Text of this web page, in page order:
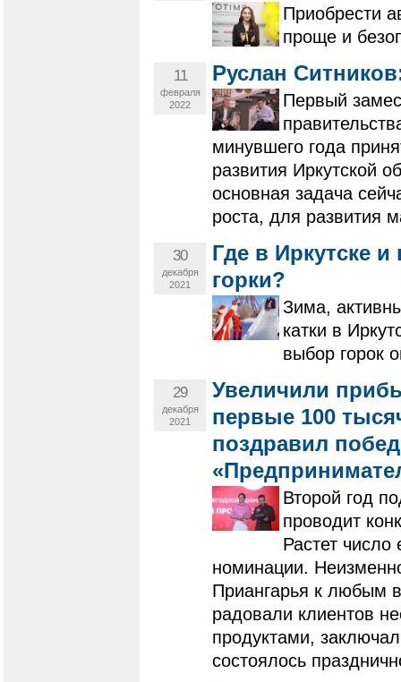
Приобрести
проще и
11
февраля
2022
Руслан
Первый
минувшего года
развития Иркутской
основная задача
роста, для развития
30
декабря
2021
Где в Иркутске
горки?
Зима,
катки в
выбор горок
29
декабря
2021
Увеличили
первые 100
поздравил
Второй год
проводит
Растет число
номинации.
Приангарья к любым
радовали клиентов
продуктами,
состоялось